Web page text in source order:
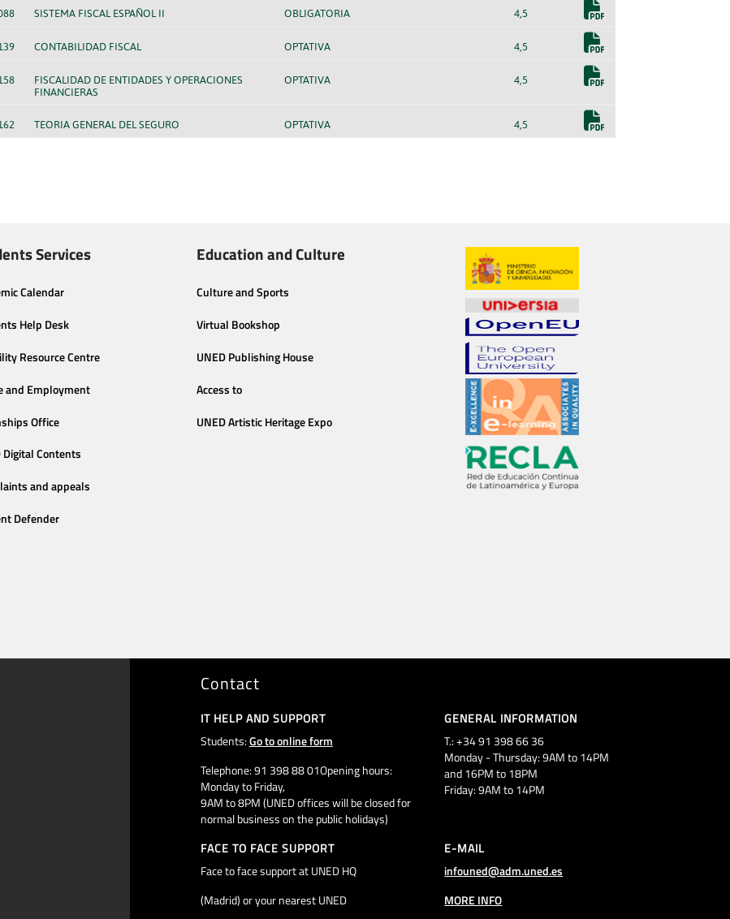
SISTEMA FISCAL ESPAÑOL II OBLIGATORIA 4,5
CONTABILIDAD FISCAL OPTATIVA 4,5
FISCALIDAD DE ENTIDADES Y OPERACIONES
FINANCIERAS
OPTATIVA 4,5
TEORIA GENERAL DEL SEGURO OPTATIVA 4,5
Services
Calendar
Help Desk
Resource Centre
and Employment
Office
Digital Contents
and appeals
Defender
Education and Culture
Culture and Sports
Virtual Bookshop
UNED Publishing House
Access to
UNED Artistic Heritage Expo
Contact
IT HELP AND SUPPORT
Students:Go to online form
Telephone: 91 398 88 01Opening hours:
Monday to Friday,
9AM to 8PM (UNED offices will be closed for
normal business on the public holidays)
GENERAL INFORMATION
T.: +34 91 398 66 36
Monday - Thursday: 9AM to 14PM
and 16PM to 18PM
Friday: 9AM to 14PM
FACE TO FACE SUPPORT
Face to face support at UNED HQ
(Madrid) or your nearest UNED
E-MAIL
infouned@adm.uned.es
MORE INFO